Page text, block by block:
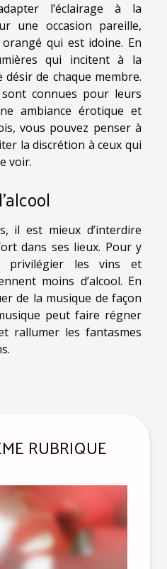
l’éclairage à la
une occasion pareille,
qui est idoine. En
qui incitent à la
de chaque membre.
connues pour leurs
ambiance érotique et
vous pouvez penser à
la discrétion à ceux qui
voir.
il est mieux d’interdire
dans ses lieux. Pour y
privilégier les vins et
moins d’alcool. En
de la musique de façon
peut faire régner
rallumer les fantasmes
RUBRIQUE